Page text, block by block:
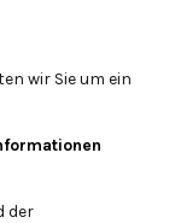
wir Sie um ein
der